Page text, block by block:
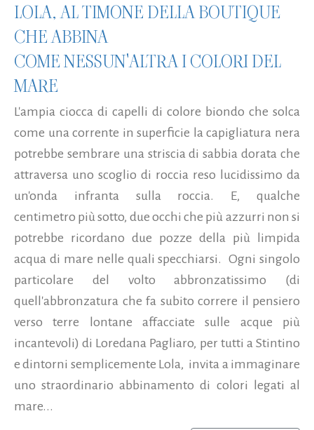
LOLA, AL TIMONE DELLA BOUTIQUE
CHE ABBINA
COME NESSUN'ALTRA I COLORI DEL
MARE
L'ampia ciocca di capelli di colore biondo che solca
come una corrente in superficie la capigliatura nera
potrebbe sembrare una striscia di sabbia dorata che
attraversa uno scoglio di roccia reso lucidissimo da
un'onda infranta sulla roccia. E, qualche
centimetro più sotto, due occhi che più azzurri non si
potrebbe ricordano due pozze della più limpida
acqua di mare nelle quali specchiarsi. Ogni singolo
particolare del volto abbronzatissimo (di
quell'abbronzatura che fa subito correre il pensiero
verso terre lontane affacciate sulle acque più
incantevoli) di Loredana Pagliaro, per tutti a Stintino
e dintorni semplicemente Lola, invita a immaginare
uno straordinario abbinamento di colori legati al
mare...